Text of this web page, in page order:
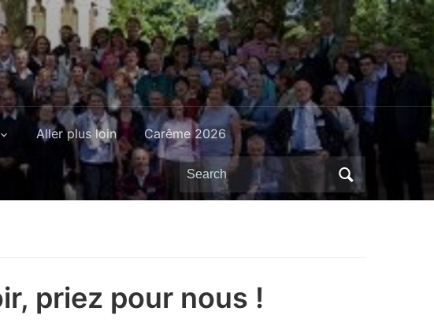
Aller plus loin Carême 2026
Search
for:
priez pour nous !